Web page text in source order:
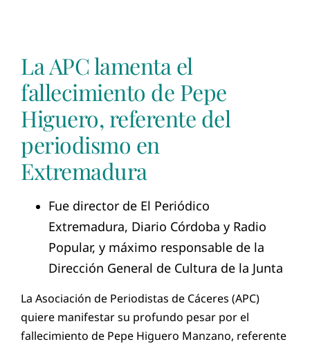
La APC lamenta el
fallecimiento de Pepe
Higuero, referente del
periodismo en
Extremadura
Fue director de El Periódico
Extremadura, Diario Córdoba y Radio
Popular, y máximo responsable de la
Dirección General de Cultura de la Junta
La Asociación de Periodistas de Cáceres (APC)
quiere manifestar su profundo pesar por el
fallecimiento de Pepe Higuero Manzano, referente